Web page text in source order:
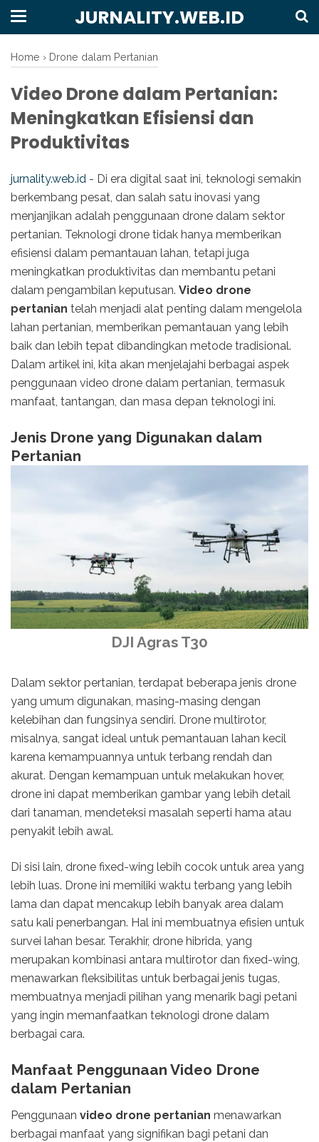
JURNALITY.WEB.ID
Home › Drone dalam Pertanian
Video Drone dalam Pertanian:
Meningkatkan Efisiensi dan
Produktivitas
jurnality.web.id - Di era digital saat ini, teknologi semakin
berkembang pesat, dan salah satu inovasi yang
menjanjikan adalah penggunaan drone dalam sektor
pertanian. Teknologi drone tidak hanya memberikan
efisiensi dalam pemantauan lahan, tetapi juga
meningkatkan produktivitas dan membantu petani
dalam pengambilan keputusan. Video drone
pertanian telah menjadi alat penting dalam mengelola
lahan pertanian, memberikan pemantauan yang lebih
baik dan lebih tepat dibandingkan metode tradisional.
Dalam artikel ini, kita akan menjelajahi berbagai aspek
penggunaan video drone dalam pertanian, termasuk
manfaat, tantangan, dan masa depan teknologi ini.
Jenis Drone yang Digunakan dalam
Pertanian
DJI Agras T30
Dalam sektor pertanian, terdapat beberapa jenis drone
yang umum digunakan, masing-masing dengan
kelebihan dan fungsinya sendiri. Drone multirotor,
misalnya, sangat ideal untuk pemantauan lahan kecil
karena kemampuannya untuk terbang rendah dan
akurat. Dengan kemampuan untuk melakukan hover,
drone ini dapat memberikan gambar yang lebih detail
dari tanaman, mendeteksi masalah seperti hama atau
penyakit lebih awal.
Di sisi lain, drone fixed-wing lebih cocok untuk area yang
lebih luas. Drone ini memiliki waktu terbang yang lebih
lama dan dapat mencakup lebih banyak area dalam
satu kali penerbangan. Hal ini membuatnya efisien untuk
survei lahan besar. Terakhir, drone hibrida, yang
merupakan kombinasi antara multirotor dan fixed-wing,
menawarkan fleksibilitas untuk berbagai jenis tugas,
membuatnya menjadi pilihan yang menarik bagi petani
yang ingin memanfaatkan teknologi drone dalam
berbagai cara.
Manfaat Penggunaan Video Drone
dalam Pertanian
Penggunaan video drone pertanian menawarkan
berbagai manfaat yang signifikan bagi petani dan